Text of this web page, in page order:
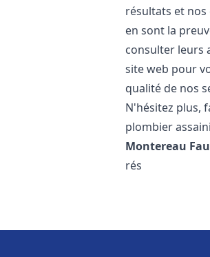
résultats et
en sont la
consulter leurs
site web pour
qualité de nos
N'hésitez plus,
plombier
Montereau
rés